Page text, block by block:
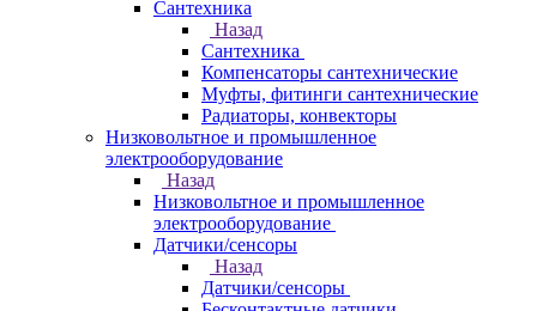
Сантехника
Назад
Сантехника
Компенсаторы сантехнические
Муфты, фитинги сантехнические
Радиаторы, конвекторы
Низковольтное и промышленное
электрооборудование
Назад
Низковольтное и промышленное
электрооборудование
Датчики/сенсоры
Назад
Датчики/сенсоры